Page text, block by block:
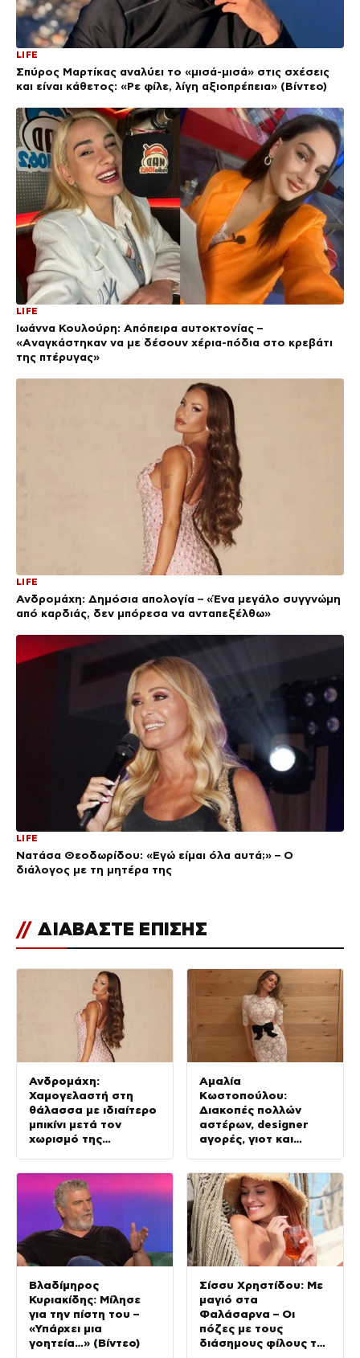
LIFE
Σπύρος Μαρτίκας αναλύει το «μισά-μισά» στις σχέσεις
και είναι κάθετος: «Ρε φίλε, λίγη αξιοπρέπεια» (Βίντεο)
LIFE
Ιωάννα Κουλούρη: Απόπειρα αυτοκτονίας –
«Aναγκάστηκαν να με δέσουν χέρια-πόδια στο κρεβάτι
της πτέρυγας»
LIFE
Ανδρομάχη: Δημόσια απολογία – «Ένα μεγάλο συγγνώμη
από καρδιάς, δεν μπόρεσα να ανταπεξέλθω»
LIFE
Νατάσα Θεοδωρίδου: «Εγώ είμαι όλα αυτά;» – Ο
διάλογος με τη μητέρα της
// ΔΙΑΒΑΣΤΕ ΕΠΙΣΗΣ
Ανδρομάχη:
Χαμογελαστή στη
θάλασσα με ιδιαίτερο
μπικίνι μετά τον
χωρισμό της
Αμαλία
Κωστοπούλου:
Διακοπές πολλών
αστέρων, designer
αγορές, γιοτ και
Βλαδίμηρος
Κυριακίδης: Μίλησε
για την πίστη του –
«Υπάρχει μια
γοητεία…» (Βίντεο)
Σίσσυ Χρηστίδου: Με
μαγιό στα
Φαλάσαρνα – Οι
πόζες με τους
διάσημους φίλους της